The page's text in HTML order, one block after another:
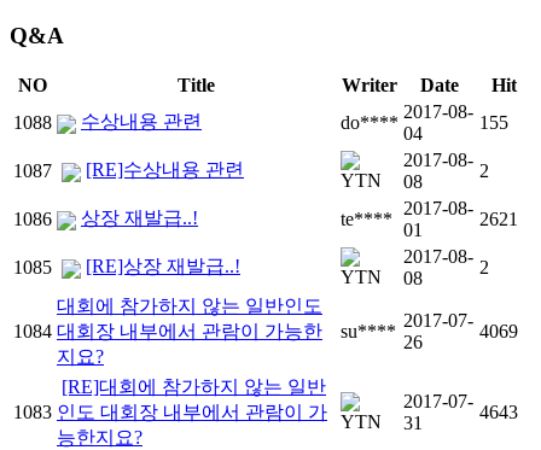
Q&A
NO Title Writer Date
Hit
1088
수상내용 관련 do****
2017-08-
04
155
1087 [RE]수상내용 관련
2017-08-
08
2
1086 상장 재발급..! te****
2017-08-
01
2621
1085 [RE]상장 재발급..!
2017-08-
08
2
1084
대회에 참가하지 않는 일반인도
대회장 내부에서 관람이 가능한
지요?
su****
2017-07-
26
4069
1083
[RE]대회에 참가하지 않는 일반
인도 대회장 내부에서 관람이 가
능한지요?
2017-07-
31
4643